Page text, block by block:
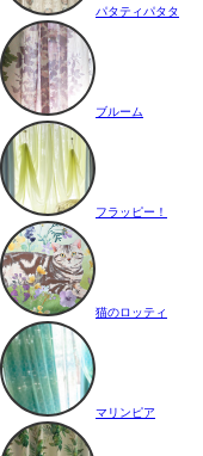
パタティパタタ
ブルーム
フラッピー！
猫のロッティ
マリンピア